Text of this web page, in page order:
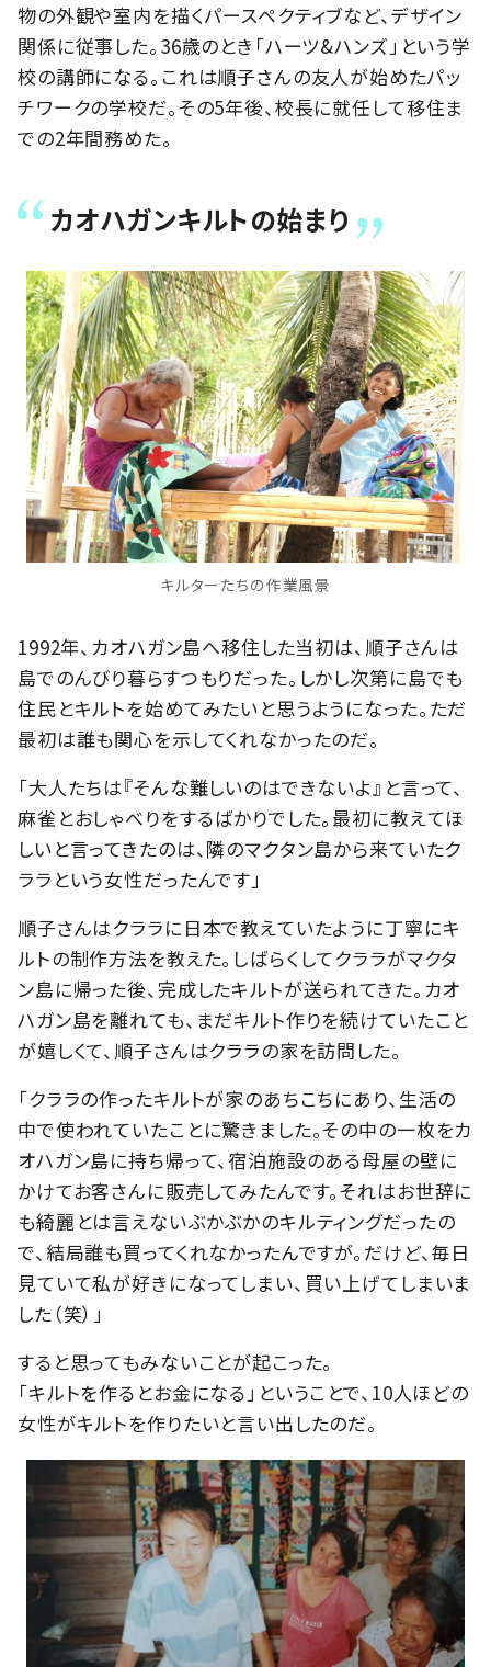
物の外観や室内を描くパースペクティブなど、デザイン
関係に従事した。36歳のとき「ハーツ&ハンズ」という学
校の講師になる。これは順子さんの友人が始めたパッ
チワークの学校だ。その5年後、校長に就任して移住ま
での2年間務めた。
カオハガンキルトの始まり
キルターたちの作業風景
1992年、カオハガン島へ移住した当初は、順子さんは
島でのんびり暮らすつもりだった。しかし次第に島でも
住民とキルトを始めてみたいと思うようになった。ただ
最初は誰も関心を示してくれなかったのだ。
「大人たちは『そんな難しいのはできないよ』と言って、
麻雀とおしゃべりをするばかりでした。最初に教えてほ
しいと言ってきたのは、隣のマクタン島から来ていたク
ララという女性だったんです」
順子さんはクララに日本で教えていたように丁寧にキ
ルトの制作方法を教えた。しばらくしてクララがマクタ
ン島に帰った後、完成したキルトが送られてきた。カオ
ハガン島を離れても、まだキルト作りを続けていたこと
が嬉しくて、順子さんはクララの家を訪問した。
「クララの作ったキルトが家のあちこちにあり、生活の
中で使われていたことに驚きました。その中の一枚をカ
オハガン島に持ち帰って、宿泊施設のある母屋の壁に
かけてお客さんに販売してみたんです。それはお世辞に
も綺麗とは言えないぶかぶかのキルティングだったの
で、結局誰も買ってくれなかったんですが。だけど、毎日
見ていて私が好きになってしまい、買い上げてしまいま
した（笑）」
すると思ってもみないことが起こった。
「キルトを作るとお金になる」ということで、10人ほどの
女性がキルトを作りたいと言い出したのだ。